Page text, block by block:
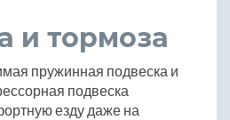
и тормоза
пружинная подвеска и
подвеска
езду даже на